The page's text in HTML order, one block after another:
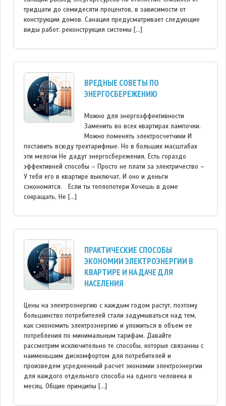
тридцати до семидесяти процентов, в зависимости от
конструкции домов. Санация предусматривает следующие
виды работ: реконструкция системы […]
ВРЕДНЫЕ СОВЕТЫ ПО
ЭНЕРГОСБЕРЕЖЕНИЮ
Можно для энергоэффективности
Заменить во всех квартирах лампочки.
Можно поменять электросчетчики И
поставить всюду трехтарифные. Но в больших масштабах
эти мелочи Не дадут энергосбережения, Есть гораздо
эффективней способы – Просто не плати за электричество –
У тебя его в квартире выключат, И оно и деньги
сэкономятся. Если ты теплопотери Хочешь в доме
сокращать, Не […]
ПРАКТИЧЕСКИЕ СПОСОБЫ
ЭКОНОМИИ ЭЛЕКТРОЭНЕРГИИ В
КВАРТИРЕ И НА ДАЧЕ ДЛЯ
НАСЕЛЕНИЯ
Цены на электроэнергию с каждым годом растут, поэтому
большинство потребителей стали задумываться над тем,
как сэкономить электроэнергию и уложиться в объем ее
потребления по минимальным тарифам. Давайте
рассмотрим исключительно те способы, которые связанны с
наименьшим дискомфортом для потребителей и
произведем усредненный расчет экономии электроэнергии
для каждого отдельного способа на одного человека в
месяц. Общие принципы […]